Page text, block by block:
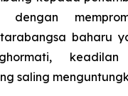
baharu
saling